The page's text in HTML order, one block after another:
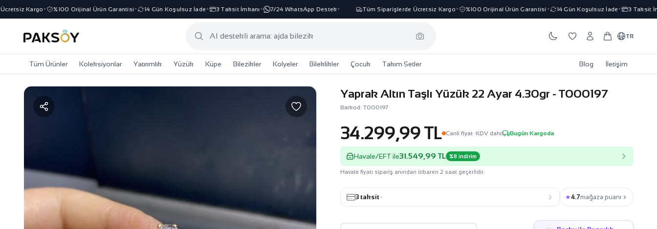
Kargo✦ %100 Orijinal Ürün Garantisi✦ 14 Gün Koşulsuz İade✦ 3 Taksit İmkanı✦ 7/24 WhatsApp Destek✦ Tüm Siparişlerde Ücretsiz Kargo✦ %100 Orijinal Ürün Garantisi✦ 14 Gün Koşulsuz İade✦ 3 Taksit
TR
Tüm Ürünler Koleksiyonlar Yatırımlık Yüzük Küpe Bilezikler Kolyeler Bileklikler Çocuk Takım Setler Blog İletişim
Yaprak Altın Taşlı Yüzük 22 Ayar 4.30gr - T000197
Barkod: T000197
34.299,99 TL Canli fiyat· KDV dahil Bugün Kargoda
Havale/EFT ile31.549,99 TL %8 indirim
Havale fiyatı sipariş anından itibaren 2 saat geçerlidir.
3 taksit · ★4.7mağaza puanı